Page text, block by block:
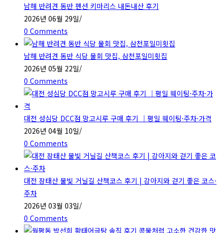
남해 반려견 동반 펜션 키마리스 내돈내산 후기
2026년 06월 29일/
0 Comments
남해 반려견 동반 식당 물회 맛집, 삼천포일미횟집
2026년 05월 22일/
0 Comments
대전 성심당 DCC점 망고시루 구매 후기 ｜평일 웨이팅·주차·가격
2026년 04월 10일/
0 Comments
대전 장태산 물빛 거닐길 산책코스 후기 | 강아지와 걷기 좋은 코스·
주차
2026년 03월 03일/
0 Comments